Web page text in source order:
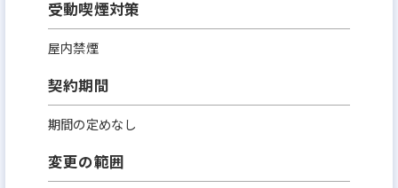
受動喫煙対策
屋内禁煙
契約期間
期間の定めなし
変更の範囲